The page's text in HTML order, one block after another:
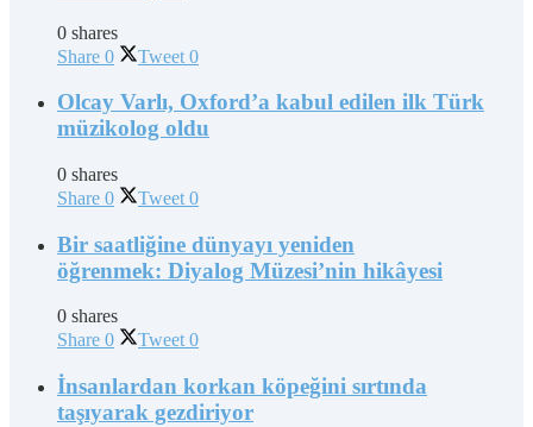
0 shares
Share 0 Tweet 0
Olcay Varlı, Oxford’a kabul edilen ilk Türk
müzikolog oldu
0 shares
Share 0 Tweet 0
Bir saatliğine dünyayı yeniden
öğrenmek: Diyalog Müzesi’nin hikâyesi
0 shares
Share 0 Tweet 0
İnsanlardan korkan köpeğini sırtında
taşıyarak gezdiriyor